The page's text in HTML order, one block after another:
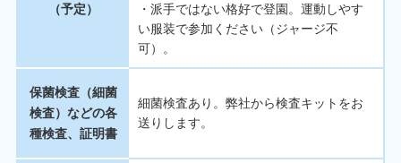
（予定）
・派手ではない格好で登園。運動しやす
い服装で参加ください（ジャージ不
可）。
保菌検査（細菌
検査）などの各
種検査、証明書
細菌検査あり。弊社から検査キットをお
送りします。